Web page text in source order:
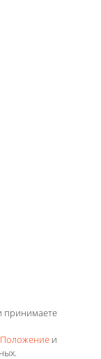
принимаете
Положение и